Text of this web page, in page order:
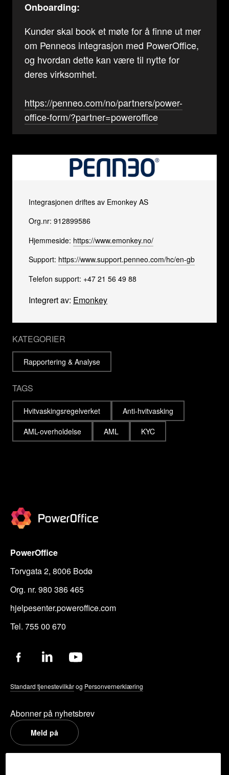
Onboarding:
Kunder skal book et møte for å finne ut mer
om Penneos integrasjon med PowerOffice,
og hvordan dette kan være til nytte for
deres virksomhet.
https://penneo.com/no/partners/power-
office-form/?partner=poweroffice
Integrasjonen driftes av Emonkey AS
Org.nr: 912899586
Hjemmeside: https://www.emonkey.no/
Support: https://www.support.penneo.com/hc/en-gb
Telefon support: +47 21 56 49 88
Integrert av: Emonkey
KATEGORIER
Rapportering & Analyse
TAGS
Hvitvaskingsregelverket
Anti-hvitvasking
AML-overholdelse
AML KYC
PowerOffice
Torvgata 2, 8006 Bodø
Org. nr. 980 386 465
hjelpesenter.poweroffice.com
Tel. 755 00 670
Standard tjenestevilkårog Personvernerklæring
Abonner på nyhetsbrev
Meld på